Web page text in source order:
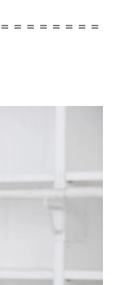
＝＝＝＝＝＝＝